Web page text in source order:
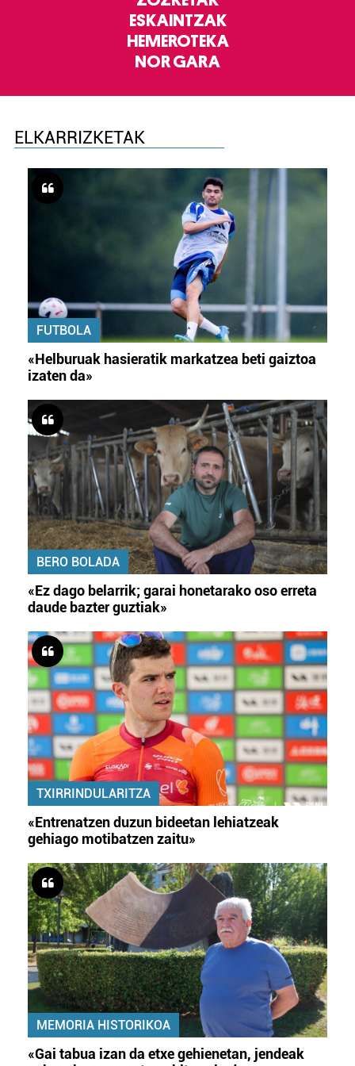
ESKAINTZAK
HEMEROTEKA
NOR GARA
ELKARRIZKETAK
FUTBOLA
«Helburuak hasieratik markatzea beti gaiztoa
izaten da»
BERO BOLADA
«Ez dago belarrik; garai honetarako oso erreta
daude bazter guztiak»
TXIRRINDULARITZA
«Entrenatzen duzun bideetan lehiatzeak
gehiago motibatzen zaitu»
MEMORIA HISTORIKOA
«Gai tabua izan da etxe gehienetan, jendeak